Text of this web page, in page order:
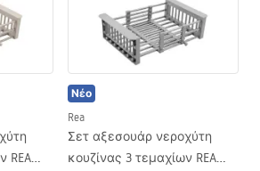
την ακαταστασία κατά το
να σταματήσετε να χάνετε τα
να τα ψάχνετε σε όλη την κουζίνα.
REA
Νέο
Rea
Σετ αξεσουάρ νεροχύτη
κουζίνας 3 τεμαχίων REA